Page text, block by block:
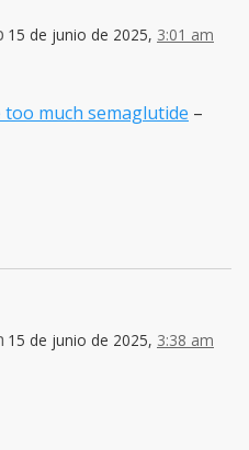
15 de junio de 2025, 3:01 am
much semaglutide –
15 de junio de 2025, 3:38 am